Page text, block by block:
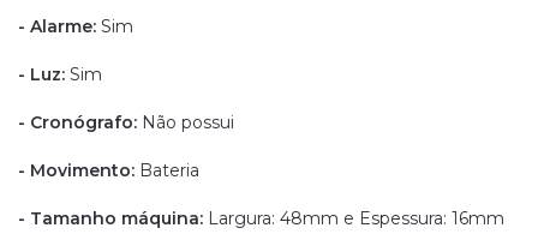
- Alarme: Sim
- Luz: Sim
- Cronógrafo: Não possui
- Movimento: Bateria
- Tamanho máquina: Largura: 48mm e Espessura: 16mm